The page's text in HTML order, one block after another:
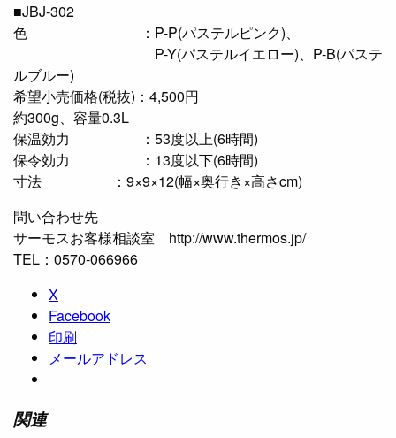
■JBJ-302
色 ：P-P(パステルピンク)、
P-Y(パステルイエロー)、P-B(パステ
ルブルー)
希望小売価格(税抜)：4,500円
約300g、容量0.3L
保温効力 ：53度以上(6時間)
保令効力 ：13度以下(6時間)
寸法 ：9×9×12(幅×奥行き×高さcm)
問い合わせ先
サーモスお客様相談室 http://www.thermos.jp/
TEL：0570-066966
X
Facebook
印刷
メールアドレス
関連